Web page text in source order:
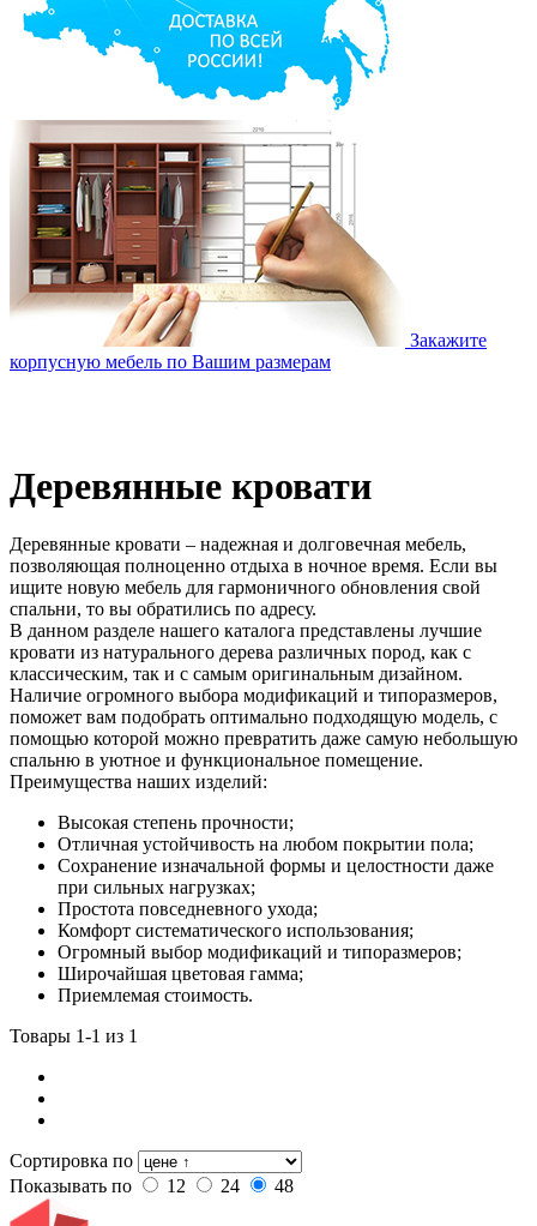
Закажите
корпусную мебель по Вашим размерам
Деревянные кровати
Деревянные кровати – надежная и долговечная мебель,
позволяющая полноценно отдыха в ночное время. Если вы
ищите новую мебель для гармоничного обновления свой
спальни, то вы обратились по адресу.
В данном разделе нашего каталога представлены лучшие
кровати из натурального дерева различных пород, как с
классическим, так и с самым оригинальным дизайном.
Наличие огромного выбора модификаций и типоразмеров,
поможет вам подобрать оптимально подходящую модель, с
помощью которой можно превратить даже самую небольшую
спальню в уютное и функциональное помещение.
Преимущества наших изделий:
Высокая степень прочности;
Отличная устойчивость на любом покрытии пола;
Сохранение изначальной формы и целостности даже
при сильных нагрузках;
Простота повседневного ухода;
Комфорт систематического использования;
Огромный выбор модификаций и типоразмеров;
Широчайшая цветовая гамма;
Приемлемая стоимость.
Товары 1-1 из 1
Сортировка по
Показывать по
12 24 48